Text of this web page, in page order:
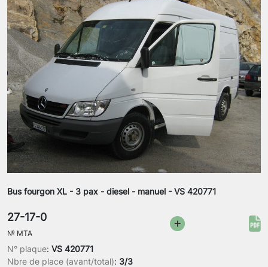
Bus fourgon XL - 3 pax - diesel - manuel - VS 420771
N° plaque: VS 420771
Nbre de place (avant/total): 3/3
27-17-0
№ MTA